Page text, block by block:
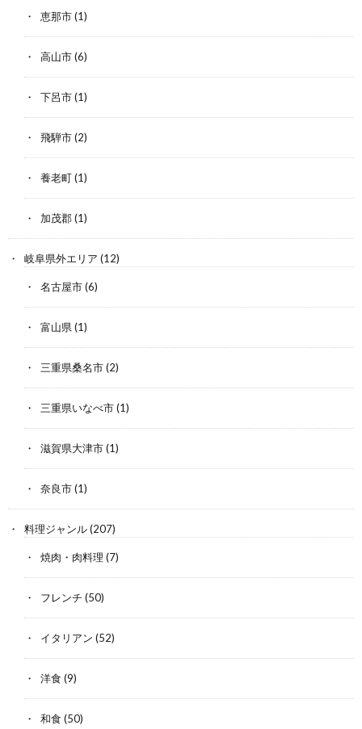
恵那市(1)
高山市(6)
下呂市(1)
飛騨市(2)
養老町(1)
加茂郡(1)
岐阜県外エリア (12)
名古屋市(6)
富山県(1)
三重県桑名市(2)
三重県いなべ市(1)
滋賀県大津市(1)
奈良市(1)
料理ジャンル(207)
焼肉・肉料理 (7)
フレンチ (50)
イタリアン (52)
洋食 (9)
和食 (50)